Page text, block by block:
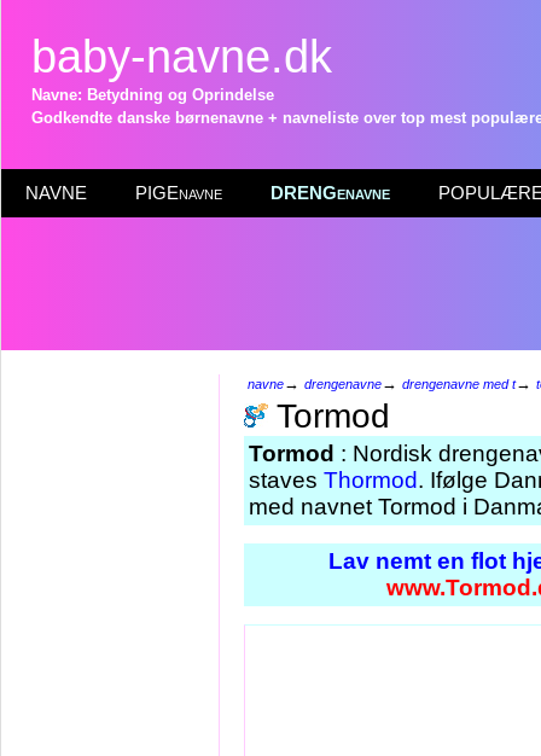
baby-navne.dk
Navne: Betydning og Oprindelse
Godkendte danske børnenavne + navneliste over top mest
NAVNE PIGEnavne DRENGenavne POPULÆRE
navne→ drengenavne→ drengenavne med t→
Tormod
Tormod : Nordisk
staves Thormod. Ifølge
med navnet Tormod i
Lav nemt en flot